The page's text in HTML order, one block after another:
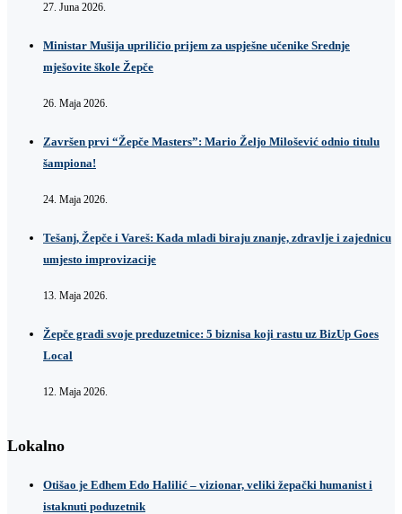
27. Juna 2026.
Ministar Mušija upriličio prijem za uspješne učenike Srednje
mješovite škole Žepče
26. Maja 2026.
Završen prvi “Žepče Masters”: Mario Željo Milošević odnio titulu
šampiona!
24. Maja 2026.
Tešanj, Žepče i Vareš: Kada mladi biraju znanje, zdravlje i zajednicu
umjesto improvizacije
13. Maja 2026.
Žepče gradi svoje preduzetnice: 5 biznisa koji rastu uz BizUp Goes
Local
12. Maja 2026.
Lokalno
Otišao je Edhem Edo Halilić – vizionar, veliki žepački humanist i
istaknuti poduzetnik